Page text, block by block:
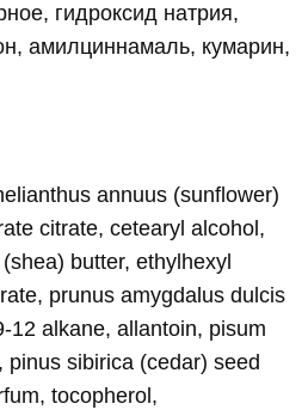
гидроксид натрия,
амилциннамаль, кумарин,
annuus (sunflower)
citrate, cetearyl alcohol,
butter, ethylhexyl
prunus amygdalus dulcis
12 alkane, allantoin, pisum
sibirica (cedar) seed
tocopherol,